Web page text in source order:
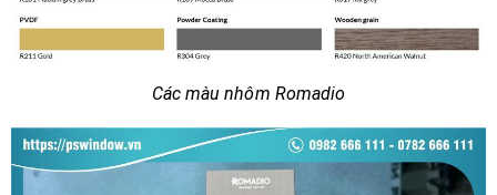
Các màu nhôm Romadio